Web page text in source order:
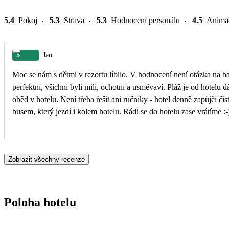
5.4 Pokoj 5.3 Strava 5.3 Hodnocení personálu 4.5
5 Jan
Moc se nám s dětmi v rezortu líbilo. V hodnocení není otázka na
perfektní, všichni byli milí, ochotní a usměvaví. Pláž je od hotelu
oběd v hotelu. Není třeba řešit ani ručníky - hotel denně zapůjčí
busem, který jezdí i kolem hotelu. Rádi se do hotelu zase vrátíme
Zobrazit všechny recenze
Poloha hotelu